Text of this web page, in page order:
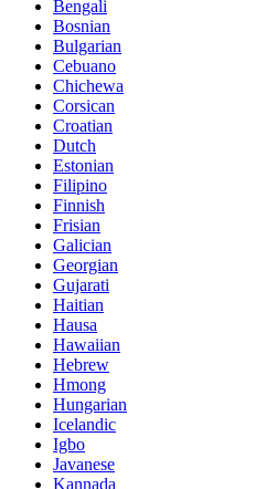
Bengali
Bosnian
Bulgarian
Cebuano
Chichewa
Corsican
Croatian
Dutch
Estonian
Filipino
Finnish
Frisian
Galician
Georgian
Gujarati
Haitian
Hausa
Hawaiian
Hebrew
Hmong
Hungarian
Icelandic
Igbo
Javanese
Kannada